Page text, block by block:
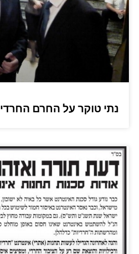
נתי טוקר על החרם החרדי